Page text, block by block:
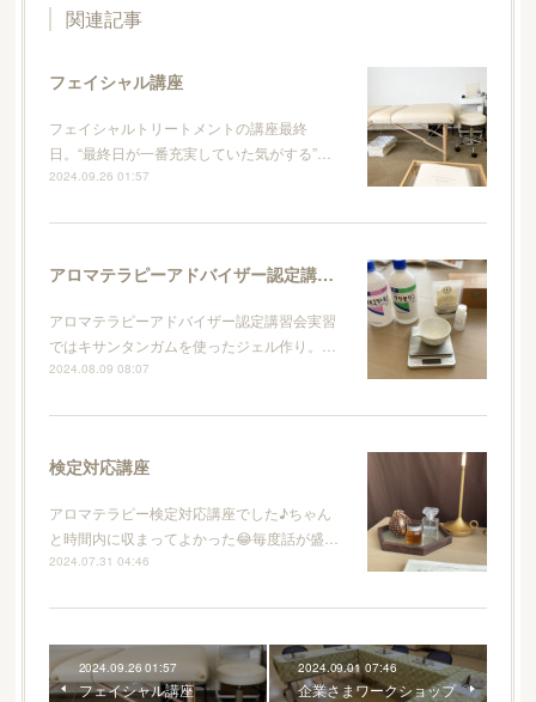
関連記事
フェイシャル講座
フェイシャルトリートメントの講座最終
日。“最終日が一番充実していた気がする”…
2024.09.26 01:57
アロマテラピーアドバイザー認定講習会
アロマテラピーアドバイザー認定講習会実習
ではキサンタンガムを使ったジェル作り。…
2024.08.09 08:07
検定対応講座
アロマテラピー検定対応講座でした♪ちゃん
と時間内に収まってよかった😂毎度話が盛…
2024.07.31 04:46
2024.09.26 01:57
フェイシャル講座
2024.09.01 07:46
企業さまワークショップ